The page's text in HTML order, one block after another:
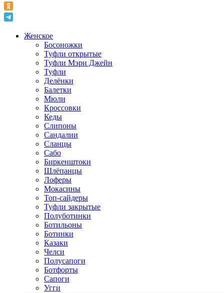
Женское
Босоножки
Туфли открытые
Туфли Мэри Джейн
Туфли
Делёнки
Балетки
Мюли
Кроссовки
Кеды
Слипоны
Сандалии
Сланцы
Сабо
Биркенштоки
Шлёпанцы
Лоферы
Мокасины
Топ-сайдеры
Туфли закрытые
Полуботинки
Ботильоны
Ботинки
Казаки
Челси
Полусапоги
Ботфорты
Сапоги
Угги